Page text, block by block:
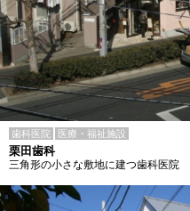
歯科医院 医療・福祉施設
栗田歯科
三角形の小さな敷地に建つ歯科医院